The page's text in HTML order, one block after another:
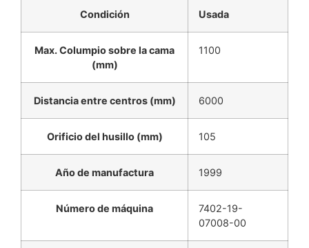
Condición Usada
Max. Columpio sobre la cama
(mm)
1100
Distancia entre centros (mm) 6000
Orificio del husillo (mm) 105
Año de manufactura 1999
Número de máquina
7402-19-
07008-00